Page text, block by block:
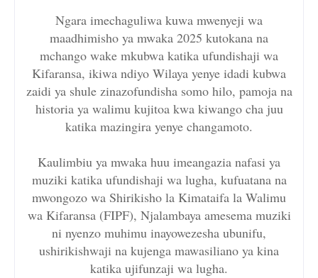
Ngara imechaguliwa kuwa mwenyeji wa
maadhimisho ya mwaka 2025 kutokana na
mchango wake mkubwa katika ufundishaji wa
Kifaransa, ikiwa ndiyo Wilaya yenye idadi kubwa
zaidi ya shule zinazofundisha somo hilo, pamoja na
historia ya walimu kujitoa kwa kiwango cha juu
katika mazingira yenye changamoto.
Kaulimbiu ya mwaka huu imeangazia nafasi ya
muziki katika ufundishaji wa lugha, kufuatana na
mwongozo wa Shirikisho la Kimataifa la Walimu
wa Kifaransa (FIPF), Njalambaya amesema muziki
ni nyenzo muhimu inayowezesha ubunifu,
ushirikishwaji na kujenga mawasiliano ya kina
katika ujifunzaji wa lugha.